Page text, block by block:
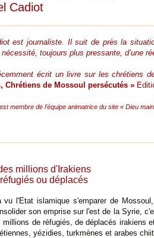
Cadiot
est journaliste. Il suit de près la
toujours plus pressante, d’une
écrit un livre sur les chrétiens
Chrétiens de Mossoul persécutés »
membre de l’équipe animatrice du site « Dieu
millions d'Irakiens
ou déplacés
vu l'Etat islamique s'emparer de
son emprise sur l'est de la Syrie,
millions de réfugiés, de déplacés irakiens
yézidies, turkmènes et arabes